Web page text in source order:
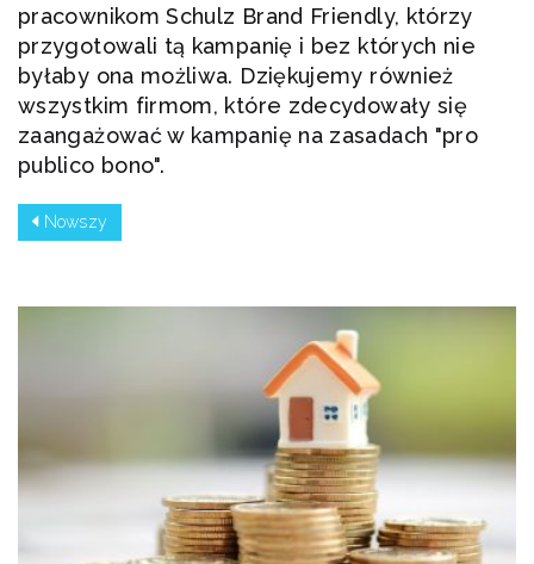
pracownikom Schulz Brand Friendly, którzy
przygotowali tą kampanię i bez których nie
byłaby ona możliwa. Dziękujemy również
wszystkim firmom, które zdecydowały się
zaangażować w kampanię na zasadach "pro
publico bono".
Nowszy